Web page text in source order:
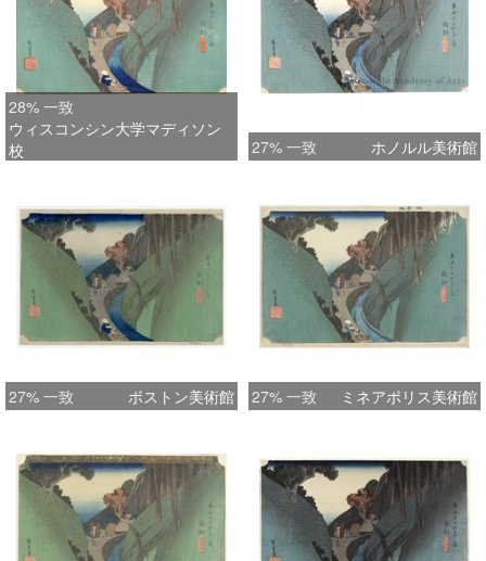
28% 一致
ウィスコンシン大学マディソン
校
27% 一致 ホノルル美術館
27% 一致 ボストン美術館 27% 一致 ミネアポリス美術館